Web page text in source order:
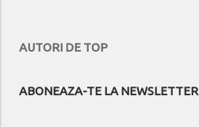
AUTORI DE TOP
ABONEAZA-TE LA NEWSLETTER